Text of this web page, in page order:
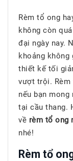
Rèm tổ ong
không còn
đại ngày nay.
khoảng không
thiết kế tối
vượt trội.
nếu bạn
tại cầu thang.
về rèm tổ ong
nhé!
Rèm tổ